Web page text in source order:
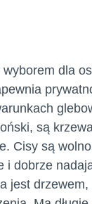
wyborem dla
są
Cisy są
i dobrze
jest